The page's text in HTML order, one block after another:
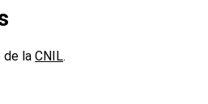
de la CNIL.